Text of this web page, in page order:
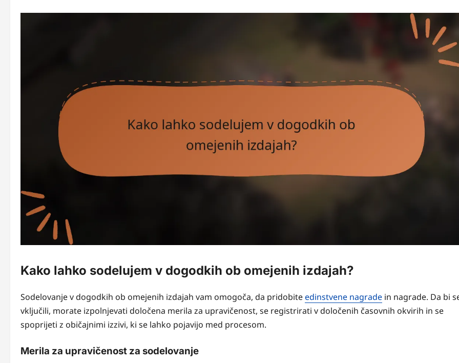
Kako lahko sodelujem v dogodkih ob omejenih izdajah?
Sodelovanje v dogodkih ob omejenih izdajah vam omogoča, da pridobiteedinstvene nagrade in nagrade. Da bi
vključili, morate izpolnjevati določena merila za upravičenost, se registrirati v določenih časovnih okvirih in se
spoprijeti z običajnimi izzivi, ki se lahko pojavijo med procesom.
Merila za upravičenost za sodelovanje